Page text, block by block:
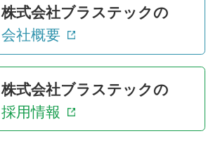
株式会社ブラステックの
会社概要
株式会社ブラステックの
採用情報